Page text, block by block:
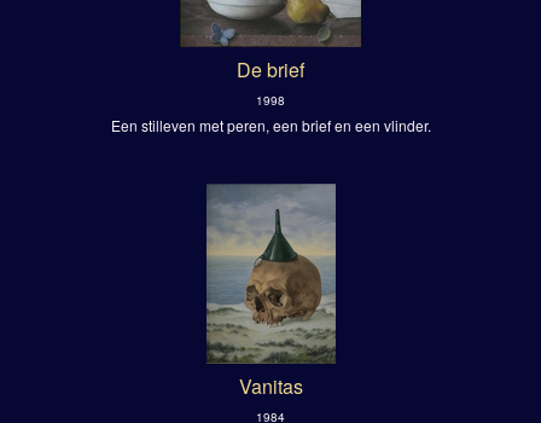
De brief
1998
Een stilleven met peren, een brief en een vlinder.
Vanitas
1984